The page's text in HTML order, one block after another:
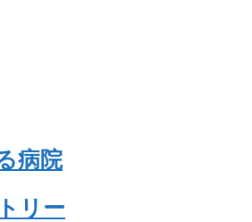
病院
リー